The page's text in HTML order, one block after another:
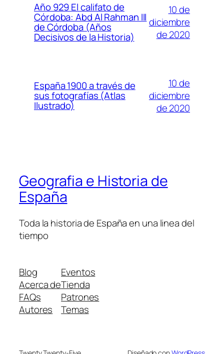
Año 929 El califato de
Córdoba: Abd Al Rahman III
de Córdoba (Años
Decisivos de la Historia)
10 de
diciembre
de 2020
España 1900 a través de
sus fotografías (Atlas
Ilustrado)
10 de
diciembre
de 2020
Geografia e Historia de
España
Toda la historia de España en una linea del
tiempo
Blog
Acerca de
FAQs
Autores
Eventos
Tienda
Patrones
Temas